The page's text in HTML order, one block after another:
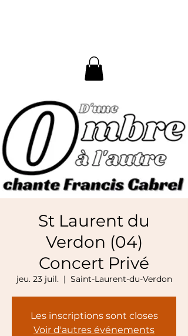
St Laurent du
Verdon (04)
Concert Privé
jeu. 23 juil.
  |
Saint-Laurent-du-Verdon
Les inscriptions sont closes
Voir d'autres événements